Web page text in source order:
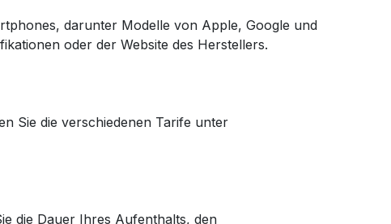
darunter Modelle von Apple, Google und
oder der Website des Herstellers.
Sie die verschiedenen Tarife unter
die Dauer Ihres Aufenthalts, den